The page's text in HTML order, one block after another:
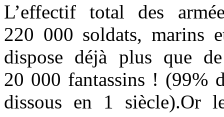
L’effectif total des
220 000 soldats, marins
dispose déjà plus que
20 000 fantassins ! (99%
dissous en 1 siècle).Or